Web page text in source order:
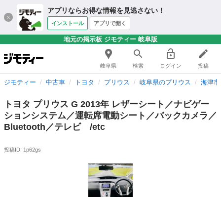
アプリならお得な情報を見逃さない！
インストール アプリで開く
地元の掲示板 ジモティー 岐阜版
岐阜県 検索 ログイン 投稿
ジモティー 中古車 トヨタ プリウス 岐阜県のプリウス 海津
トヨタ プリウス G 2013年 レザーシート／ナビゲー
ションシステム／運転席電動シート／バックカメラ／
Bluetooth／テレビ /etc
投稿ID: 1p62gs